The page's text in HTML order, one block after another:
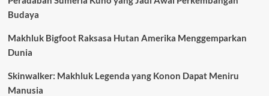
Budaya
Makhluk Bigfoot Raksasa Hutan Amerika Menggemparkan
Dunia
Skinwalker: Makhluk Legenda yang Konon Dapat Meniru
Manusia